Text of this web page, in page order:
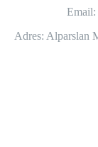
Email:
Adres: Alparslan